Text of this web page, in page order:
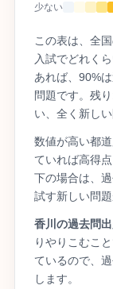
少ない
この表は、全
入試でどれく
あれば、90%
問題です。残
い、全く新しい
数値が高い都
ていれば高得
下の場合は、
試す新しい問題
香川の過去問
りやりこむこ
ているので、
します。